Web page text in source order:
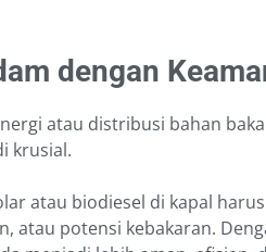
dengan
atau distribusi bahan
krusial.
atau biodiesel di kapal
atau potensi kebakaran.